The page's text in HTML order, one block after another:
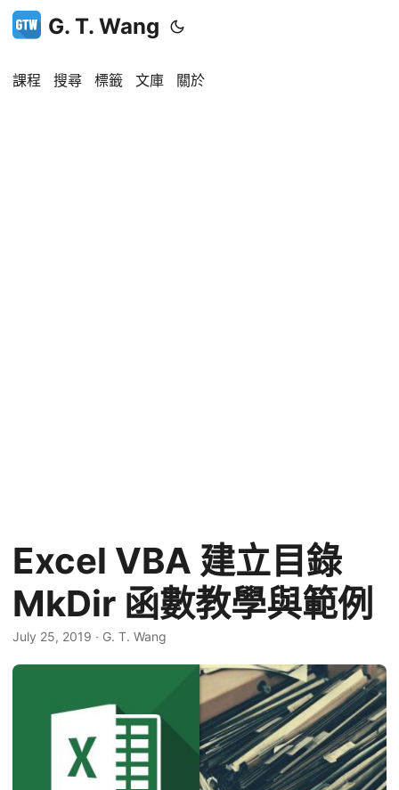
G. T. Wang
課程 搜尋 標籤 文庫 關於
Excel VBA 建立目錄
MkDir 函數教學與範例
July 25, 2019 · G. T. Wang